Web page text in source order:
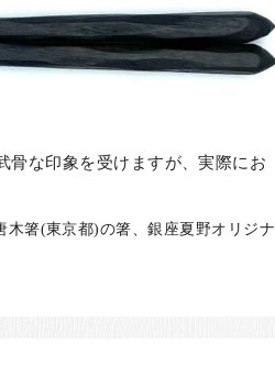
骨な印象を受けますが、実際にお
木箸(東京都)の箸、銀座夏野オリジナ